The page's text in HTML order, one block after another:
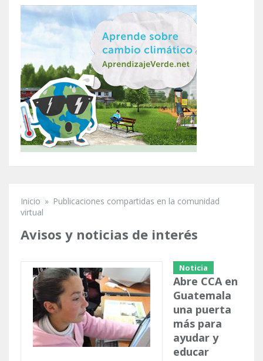
Se encuentra usted aquí
Inicio » Publicaciones compartidas en la comunidad
virtual
Avisos y noticias de interés
Noticia
Abre CCA en
Guatemala
una puerta
más para
ayudar y
educar